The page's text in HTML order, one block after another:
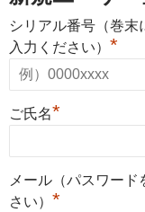
シリアル番号（巻
入力ください） *
ご氏名*
メール（パスワー
さい） *